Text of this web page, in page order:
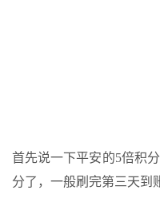
首先说一下平安的5倍积
分了，一般刷完第三天到